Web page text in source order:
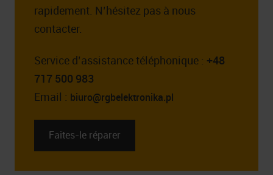
rapidement. N’hésitez pas à nous
contacter.
Service d’assistance téléphonique : +48
717 500 983
Email : biuro@rgbelektronika.pl
Faites-le réparer